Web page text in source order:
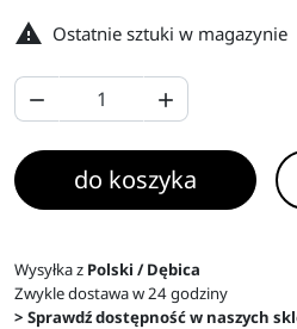
 Ostatnie sztuki w magazynie
 
do koszyka
Wysyłka z Polski / Dębica
Zwykle dostawa w 24 godziny
> Sprawdź dostępność w naszych